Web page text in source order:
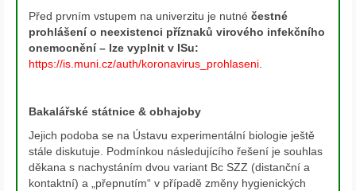
Před prvním vstupem na univerzitu je nutné čestné
prohlášení o neexistenci příznaků virového infekčního
onemocnění – lze vyplnit v ISu:
https://is.muni.cz/auth/koronavirus_prohlaseni.
Bakalářské státnice & obhajoby
Jejich podoba se na Ústavu experimentální biologie ještě
stále diskutuje. Podmínkou následujícího řešení je souhlas
děkana s nachystáním dvou variant Bc SZZ (distanční a
kontaktní) a „přepnutím“ v případě změny hygienických